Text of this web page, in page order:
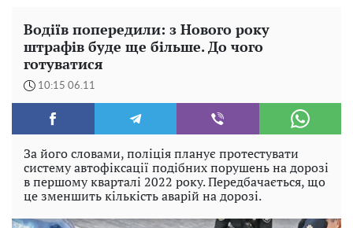
Водіїв попередили: з Нового року
штрафів буде ще більше. До чого
готуватися
10:15 06.11
За його словами, поліція планує протестувати
систему автофіксації подібних порушень на дорозі
в першому кварталі 2022 року. Передбачається, що
це зменшить кількість аварій на дорозі.